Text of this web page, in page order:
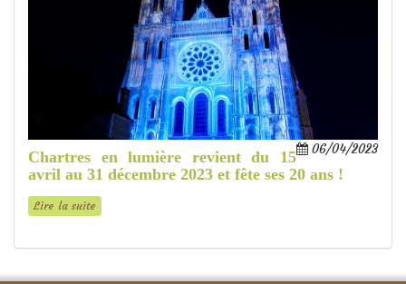
06/04/2023
Chartres en lumière revient du 15
avril au 31 décembre 2023 et fête ses 20 ans !
Lire la suite